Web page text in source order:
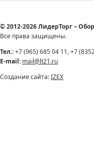
© 2012-2026 ЛидерТорг –
Все права защищены.
Тел.:+7 (965) 685 04 11, +7
E-mail: mail@lt21.ru
Создание сайта:IZEX